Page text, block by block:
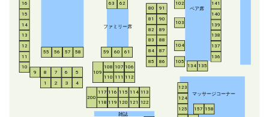
ファミリー席
ペア席
マッサージコーナー
雑誌
1 2 3 4
5
6
7
8
9
10
11
12
13
14
15
16
55 56 57 58 59 60 61
62
63
80
81
82
83
84
85 86
87
88
89
90
91
102
103
104
105
106
107
108
109
110 111 112
113
114
115
116
117
118 119 120 121 122
123
124
125
134 135
136
137
138
139
140
141
157 158
200